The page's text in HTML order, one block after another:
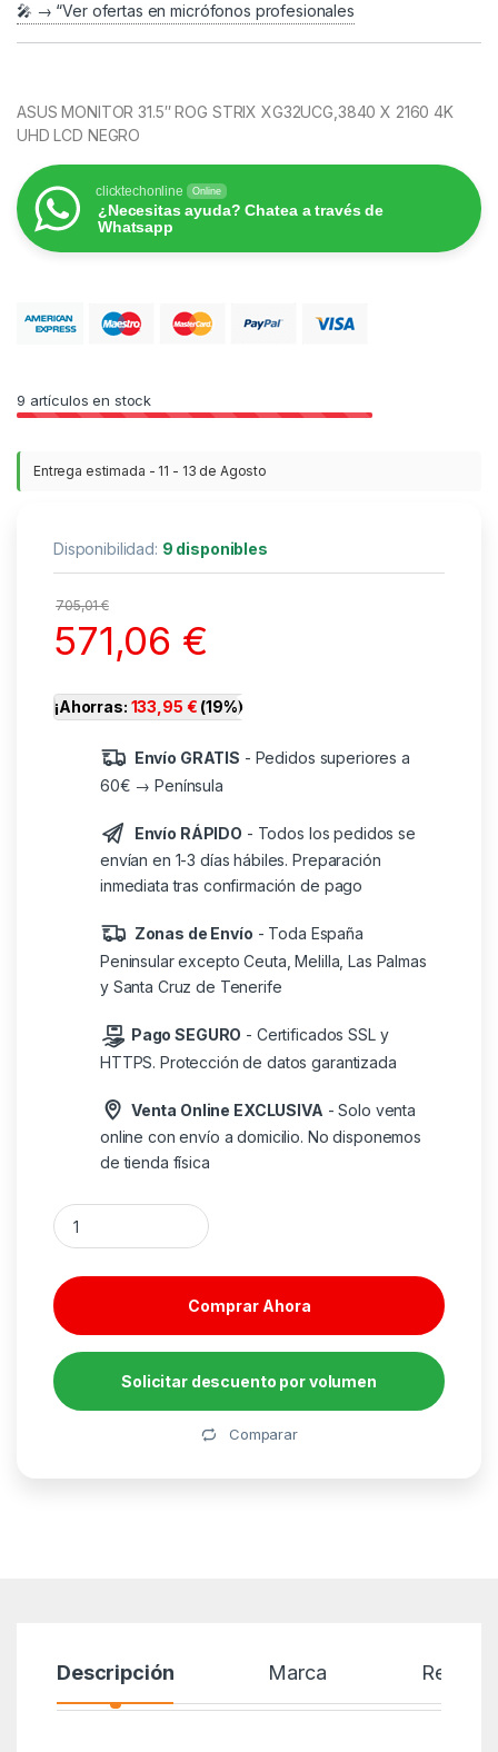
🎤 → “Ver ofertas en micrófonos profesionales
ASUS MONITOR 31.5″ ROG STRIX XG32UCG,3840 X 2160 4K
UHD LCD NEGRO
clicktechonline Online
¿Necesitas ayuda? Chatea a través de
Whatsapp
9 artículos en stock
Entrega estimada - 11 - 13 de Agosto
Disponibilidad: 9 disponibles
705,01€
571,06 €
¡Ahorras: 133,95 € (19%)
Envío GRATIS - Pedidos superiores a
60€ → Península
Envío RÁPIDO - Todos los pedidos se
envían en 1-3 días hábiles. Preparación
inmediata tras confirmación de pago
Zonas de Envío - Toda España
Peninsular excepto Ceuta, Melilla, Las Palmas
y Santa Cruz de Tenerife
Pago SEGURO - Certificados SSL y
HTTPS. Protección de datos garantizada
Venta Online EXCLUSIVA - Solo venta
online con envío a domicilio. No disponemos
de tienda física
ASUS ROG Strix XG32UCG pantalla para PC 80 cm (31.5")
Comprar Ahora
Solicitar descuento por volumen
Comparar
Descripción Marca Reseñas